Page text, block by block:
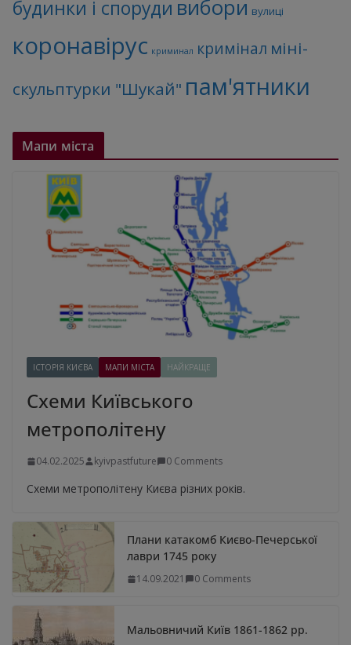
будинки і споруди вибори вулиці
коронавірус криминал кримінал міні-
скульптурки "Шукай" пам'ятники
Мапи міста
ІСТОРІЯ КИЄВА МАПИ МІСТА НАЙКРАЩЕ
Схеми Київського
метрополітену
04.02.2025 kyivpastfuture 0 Comments
Схеми метрополітену Києва різних років.
Плани катакомб Києво-Печерської
лаври 1745 року
14.09.2021 0 Comments
Мальовничий Київ 1861-1862 рр.